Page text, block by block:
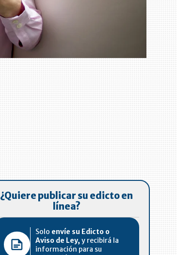
¿Quiere publicar su edicto en
línea?
Solo envíe su Edicto o
Aviso de Ley, y recibirá la
información para su